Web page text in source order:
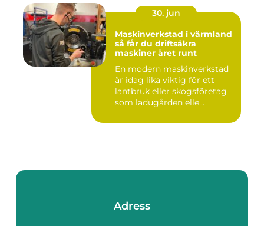
30. jun
Maskinverkstad i värmland
så får du driftsäkra
maskiner året runt
En modern maskinverkstad
är idag lika viktig för ett
lantbruk eller skogsföretag
som ladugården elle...
Adress